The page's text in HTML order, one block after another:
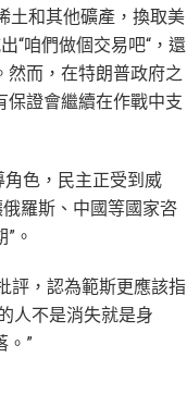
土和其他礦產，換取美
“咱們做個交易吧“，還
而，在特朗普政府之
保證會繼續在作戰中支
色，民主正受到威
羅斯、中國等國家咨
。
評，認為範斯更應該指
人不是消失就是身
。”